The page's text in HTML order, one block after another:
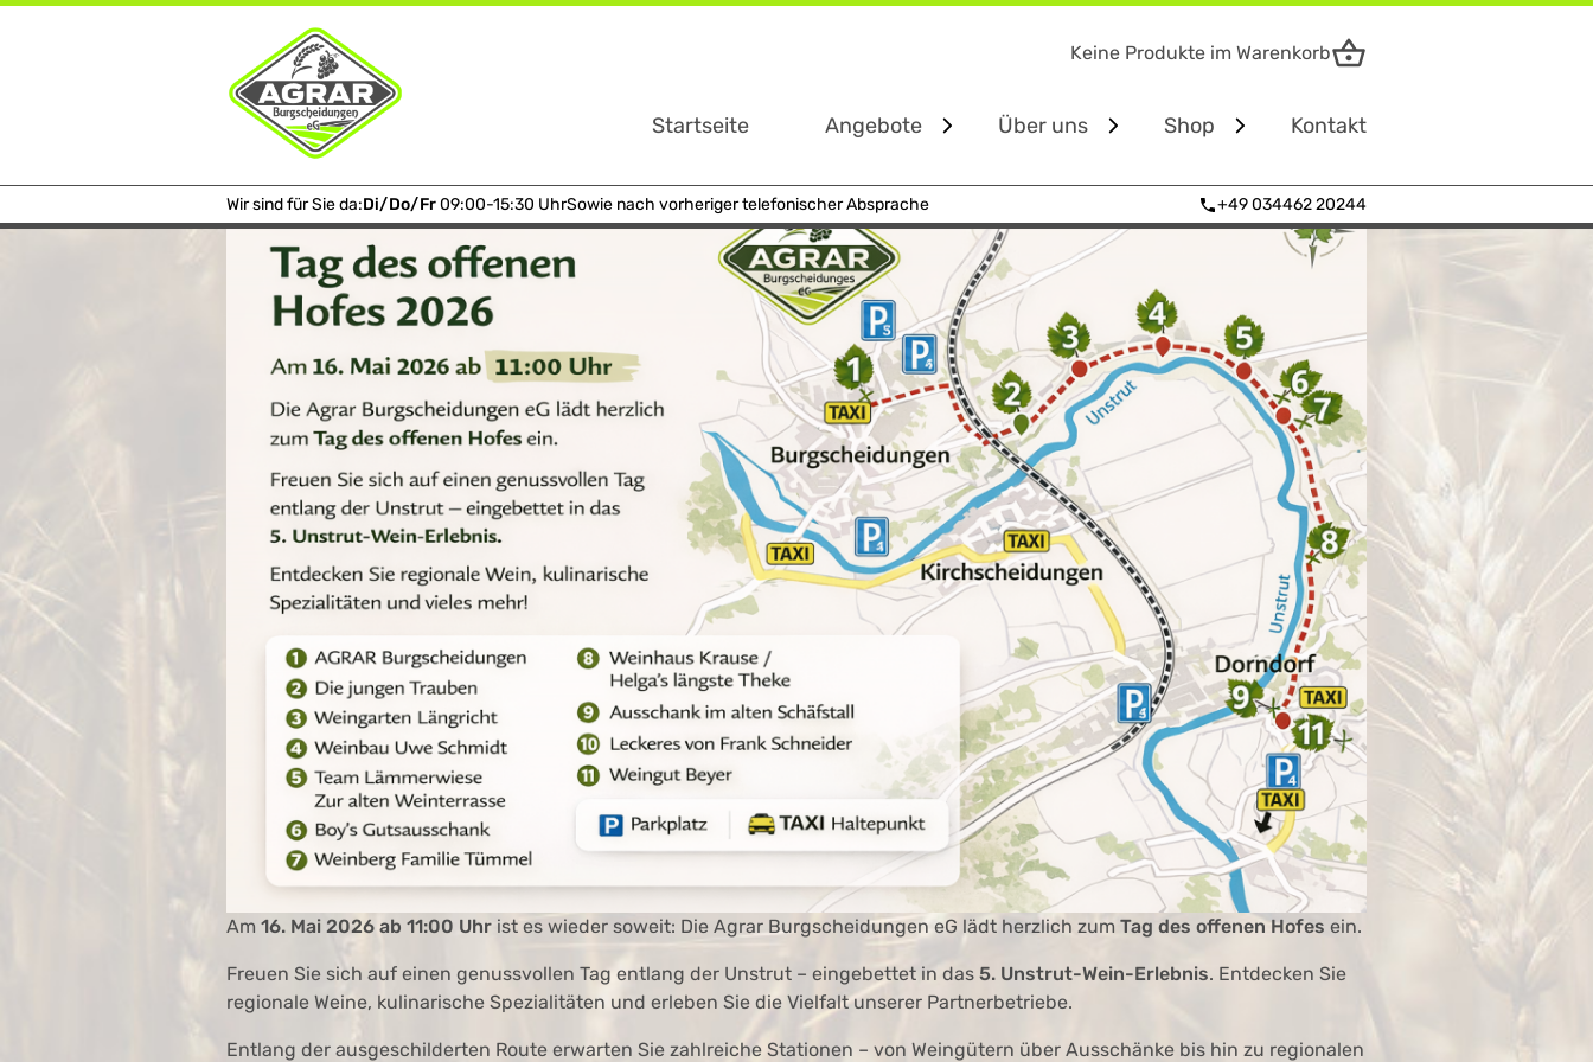
Wir sind für Sie da:Di/Do/Fr09:00-15:30 UhrSowie nach vorheriger telefonischer Absprache +49 034462 20244
Startseite Angebote Über uns Shop Kontakt
Keine Produkte im Warenkorb
U.W.E. - 2026 - Wir sind wieder mit dabei
Am 16. Mai 2026 ab 11:00 Uhr ist es wieder soweit: Die Agrar Burgscheidungen eG lädt herzlich zum Tag des offenen Hofes ein.
Freuen Sie sich auf einen genussvollen Tag entlang der Unstrut – eingebettet in das 5. Unstrut-Wein-Erlebnis. Entdecken Sie
regionale Weine, kulinarische Spezialitäten und erleben Sie die Vielfalt unserer Partnerbetriebe.
Entlang der ausgeschilderten Route erwarten Sie zahlreiche Stationen – von Weingütern über Ausschänke bis hin zu regionalen
Widerrufsformular
Widerruf bestätigen